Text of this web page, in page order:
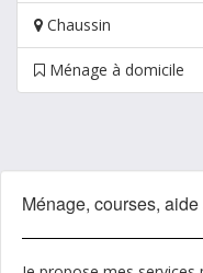
Chaussin
Ménage à domicile
Ménage, courses,